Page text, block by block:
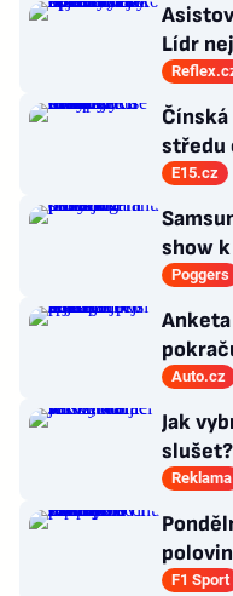
Lídr
Man
Čínská
středu
E15.cz
show
nových
Poggers
Auto.cz
Jak
Reklama
F1 Sport